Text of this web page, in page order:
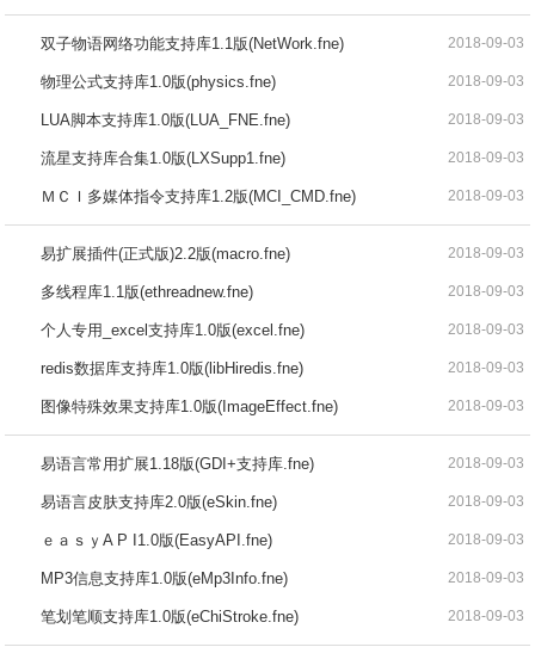
双子物语网络功能支持库1.1版(NetWork.fne) 2018-09-03
物理公式支持库1.0版(physics.fne) 2018-09-03
LUA脚本支持库1.0版(LUA_FNE.fne) 2018-09-03
流星支持库合集1.0版(LXSupp1.fne) 2018-09-03
ＭＣＩ多媒体指令支持库1.2版(MCI_CMD.fne) 2018-09-03
易扩展插件(正式版)2.2版(macro.fne) 2018-09-03
多线程库1.1版(ethreadnew.fne) 2018-09-03
个人专用_excel支持库1.0版(excel.fne) 2018-09-03
redis数据库支持库1.0版(libHiredis.fne) 2018-09-03
图像特殊效果支持库1.0版(ImageEffect.fne) 2018-09-03
易语言常用扩展1.18版(GDI+支持库.fne) 2018-09-03
易语言皮肤支持库2.0版(eSkin.fne) 2018-09-03
ｅａｓｙA P I1.0版(EasyAPI.fne) 2018-09-03
MP3信息支持库1.0版(eMp3Info.fne) 2018-09-03
笔划笔顺支持库1.0版(eChiStroke.fne) 2018-09-03